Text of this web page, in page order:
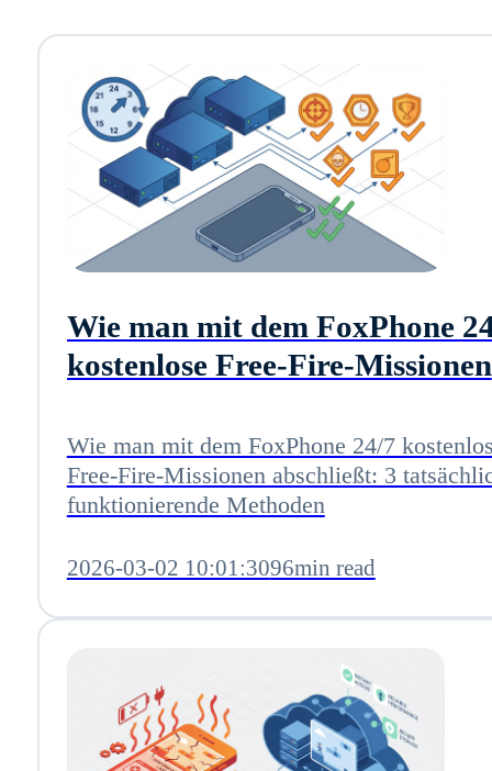
Wie man mit dem FoxPhone
kostenlose Free-Fire-Missionen
funktionierende Methoden
Wie man mit dem FoxPhone 24/7
Free-Fire-Missionen abschließt: 3
funktionierende Methoden
2026-03-02 10:01:3096min read